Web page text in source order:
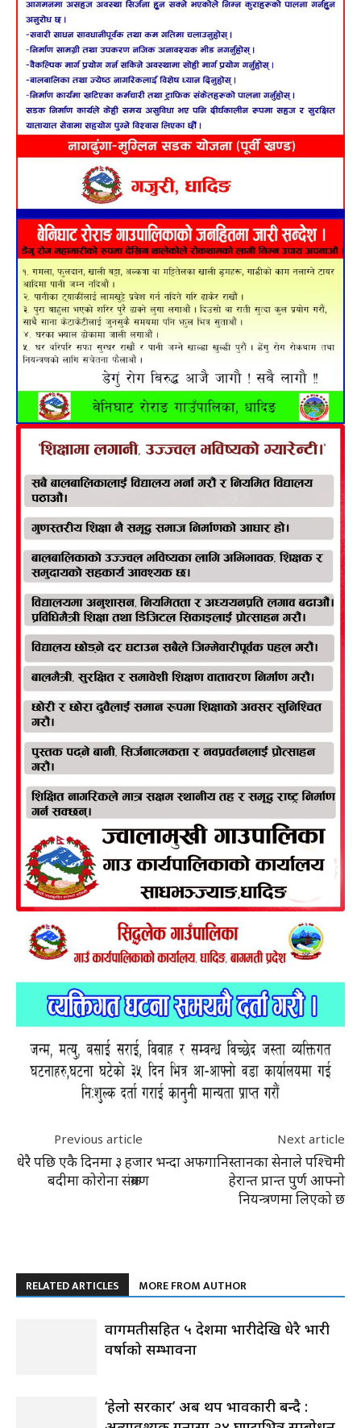
Previous article
धेरै पछि एकै दिनमा ३ हजार भन्दा
बदीमा कोरोना संक्रमण
Next article
अफगानिस्तानका सेनाले पश्चिमी
हेरान्त प्रान्त पुर्ण आफ्नो
नियन्त्रणमा लिएको छ
RELATED ARTICLES MORE FROM AUTHOR
वागमतीसहित ५ प्रदेशमा भारीदेखि धेरै भारी
वर्षाको सम्भावना
‘हेलो सरकार’ अब थप प्रभावकारी बन्दै :